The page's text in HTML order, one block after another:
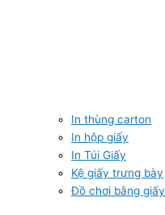
In thùng carton
In hộp giấy
In Túi Giấy
Kệ giấy trưng bày
Đồ chơi bằng giấy